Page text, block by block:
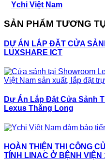
Ychi Việt Nam
SẢN PHẨM TƯƠNG
DỰ ÁN LẮP ĐẶT CỬA
LUXSHARE ICT
Dự Án Lắp Đặt Cửa Sảnh
Lexus Thăng Long
HOÀN THIỆN THI CÔNG
TÍNH LINAC Ở BỆNH VIỆN